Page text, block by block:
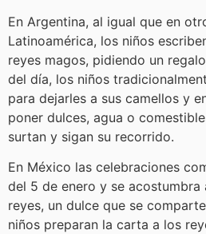
En Argentina, al igual que en
Latinoamérica, los niños
reyes magos, pidiendo un
del día, los niños
para dejarles a sus camellos y
poner dulces, agua o
surtan y sigan su recorrido.
En México las celebraciones
del 5 de enero y se acostumbra
reyes, un dulce que se
niños preparan la carta a los